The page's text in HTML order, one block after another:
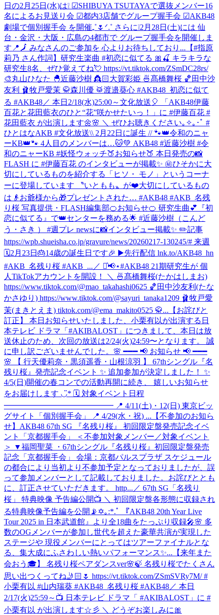
日の2月25日(水)は❕ ☑︎SHIBUYA TSUTAYAで選抜メンバー16
名によるお見送り会 ☑︎都内3店舗でグループ握手会 ☑︎AKB48
劇場で個別握手会 を開催₊˚🌷ᐟ.˚ さらに❕2月28日(土)には 仙
台・金沢・大阪・広島の4都市で グループ握手会を開催しま
す📍🗾 みなさんのご参加を 心よりお待ちしており... 【#指原
莉乃 さん作詞】研究生楽曲 #初恋に似てる 🎀🍒 キラキラな
研究生8名、ぜひ覚えてね💘 https://vt.tiktok.com/ZSmDC28rs/
🎨丸山ひなた 🐣近藤沙樹 👸🏻大賀彩姫 🍜髙橋舞桜 🏀田中沙
友利 🩰牧戸愛茉 🥋森川優 🥁渡邉葵心 #AKB48_初恋に似て
る #AKB48／ 本日2/18(水)25:00～文化放送🎈 「AKB48伊藤
百花と花田藍衣のひと“花”咲かせたいっ！」に #伊藤百花 #
花田藍衣 が出演します🌼🌸 ＼ ぜひお聴きください｡✧｡･ﾟ #
ひとはなAKB #文化放送\\ 2月22日に誕生 // 🐾👑令和のニャ
ーKB👑🐾 4人目のメンバーは…🐱💚 AKB48 #近藤沙樹 #令
和のニャーKB #妖怪ウォッチ🍑お知らせ🍑 本日発売の📸
FLASH に #伊藤百花 のインタビューが掲載✨ ㊙️ひそかに大
切にしているものを紹介する「ヒソ・ モノ」というコーナ
ーに登場しています 〝いともも〟が❤️大切にしているもの
は👴お爺様から🎁プレゼントされた… #AKB48 #AKB_名残
り桜 写真提供・FLASH編集部🍊お知らせ🍊 研究生曲💕『初
恋に似てる』で👑センターを務める🌟 #近藤沙樹（こんど
う・さき ） #週プレ newsに📸インタビュー掲載✨ ✏️記事
https://wpb.shueisha.co.jp/gravure/news/20260217-130245/# 来週
🗓2月23日🎂14歳の誕生日です🎉 ▶️先行配信 lnk.to/AKB48_hn
#AKB_名残り桜 #AKB_... ／ ⋆͛📢⋆#AKB48 21期研究生が 個
人TikTokアカウントを開設！ ＼ 🍜髙橋舞桜(たかはしまお)
https://www.tiktok.com/@mao_takahashi0625 🏀田中沙友利(たな
かさゆり) https://www.tiktok.com/@sayuri_tanaka1209 🩰牧戸愛
茉(まきとえま) tiktok.com/@ema_makito0525 🥋... 【お詫びと
訂正】 本日お知らせいたしました、小栗有以が出演する日
本テレビ ドラマ「#AKIBALOST」につきまして、本日は放
送休止のため、次回の放送は2/24(火)24:59〜となります。 誠
に申し訳ございませんでした。 🌸 ━━━ 📢 お知らせ 📢 ━━━
🌸 【 行天優莉奈・黒須遥香・山根涼羽 】 67thシングル『名
残り桜』発売記念イベント ✨ 追加参加が決定しました！ ✨
4/5(日)開催の春コンでの活動再開に続き、 嬉しいお知らせ
をお届けします ◡̈* 🗓 対象イベント日程
━━━━━━━━━━━━━━ 📍 4/11(土)・12(日) 東京ビッ
グサイト「個別握手会」 📍 4/29(水・祝) ... 【不参加のお知ら
せ】AKB48 67th SG 『名残り桜』 初回限定盤発売記念イベ
ント「京都握手会」 ＜不参加対象メンバー／対象イベント
＞ ▼福岡聖菜 ・67thシングル『名残り桜』初回限定盤発売
記念「京都握手会」 会場：京都パルスプラザ スケジュール
の都合により当初より不参加予定となっておりましたが、誤
って参加メンバーとして記載しておりました。お詫びととも
に、訂正させていただきます。 http... ／ 67th SG「名残り
桜」 特典映像 予告編公開📺 ＼ 初回限定盤各形態に収録され
る特典映像予告編を公開📡✡｡:*.ﾟ 『AKB48 20th Year Live
Tour 2025 in 日本武道館』より全18曲をたっぷり収録🎤🌸 多
数のOGメンバーが参加し世代を超えた豪華共演が実現した
ステージや 現役メンバーにとってはツアーファイナルとな
る、集大成にふさわしい熱いパフォーマンス✨... 【来年また
会おう🎓】 名残り桜ペアダンスver🌸🍃 名残り桜でたくさん
思い出つくってね🤳🏻🌷 https://vt.tiktok.com/ZSmSVRy7M/ #
小栗有以 #山内瑞葵 #AKB48_名残り桜 #AKB48／ 本日
2/17(火)25:59～📺 日本テレビ ドラマ「 #AKIBALOST」に #
小栗有以 が出演します☆彡 ＼ どうぞお楽しみに🎀